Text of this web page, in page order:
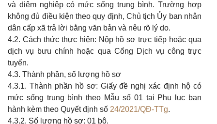
và diêm nghiệp có mức sống trung bình. Trường hợp
không đủ điều kiện theo quy định, Chủ tịch Ủy ban nhân
dân cấp xã trả lời bằng văn bản và nêu rõ lý do.
4.2. Cách thức thực hiện: Nộp hồ sơ trực tiếp hoặc qua
dịch vụ bưu chính hoặc qua Cổng Dịch vụ công trực
tuyến.
4.3. Thành phần, số lượng hồ sơ
4.3.1. Thành phần hồ sơ: Giấy đề nghị xác định hộ có
mức sống trung bình theo Mẫu số 01 tại Phụ lục ban
hành kèm theo Quyết định số 24/2021/QĐ-TTg.
4.3.2. Số lượng hồ sơ: 01 bộ.